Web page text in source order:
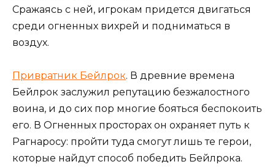
Сражаясь с ней, игрокам придется двигаться
среди огненных вихрей и подниматься в
воздух.
Привратник Бейлрок. В древние времена
Бейлрок заслужил репутацию безжалостного
воина, и до сих пор многие бояться беспокоить
его. В Огненных просторах он охраняет путь к
Рагнаросу: пройти туда смогут лишь те герои,
которые найдут способ победить Бейлрока.